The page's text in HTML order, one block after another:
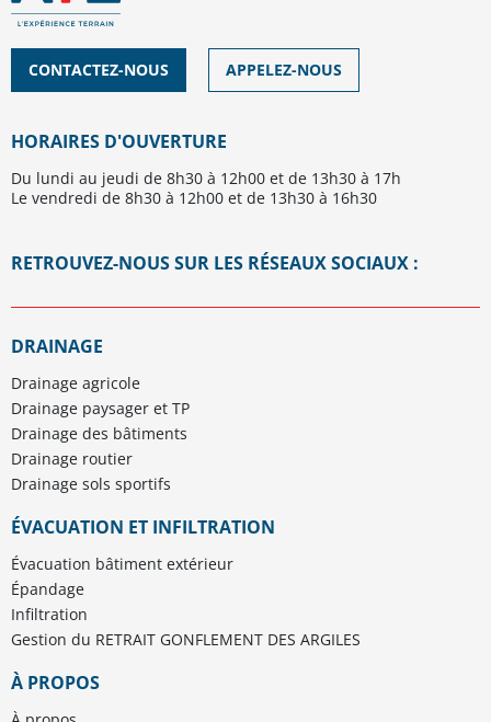
CONTACTEZ-NOUS APPELEZ-NOUS
HORAIRES D'OUVERTURE
Du lundi au jeudi de 8h30 à 12h00 et de 13h30 à 17h
Le vendredi de 8h30 à 12h00 et de 13h30 à 16h30
RETROUVEZ-NOUS SUR LES RÉSEAUX SOCIAUX :
ATE
–
Agri
Tube
Extrusion
sur
Facebook
@ATE.drainage
sur
Instagram
ate-
drainage
sur
Linkedin
Youtube
DRAINAGE
Drainage agricole
Drainage paysager et TP
Drainage des bâtiments
Drainage routier
Drainage sols sportifs
ÉVACUATION ET INFILTRATION
Évacuation bâtiment extérieur
Épandage
Infiltration
Gestion du RETRAIT GONFLEMENT DES ARGILES
À PROPOS